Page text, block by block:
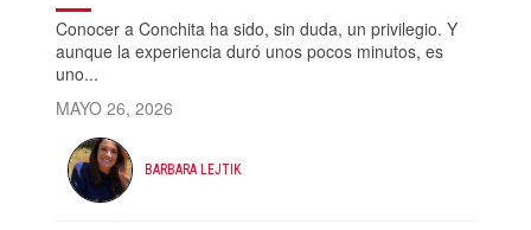
Conocer a Conchita ha sido, sin duda, un privilegio. Y
aunque la experiencia duró unos pocos minutos, es
uno...
MAYO 26, 2026
BARBARA LEJTIK